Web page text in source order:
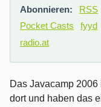
Abonnieren:
RSS
Pocket Casts
fyyd
radio.at
Das Javacamp
dort und haben das